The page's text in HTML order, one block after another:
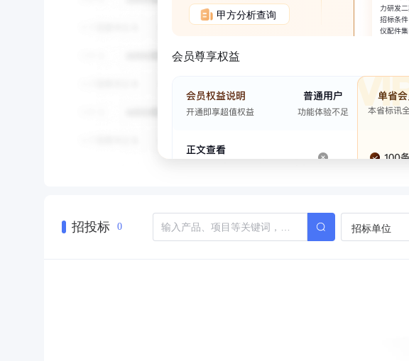
甲方分析查询
会员尊享权益
招投标 0 招标单位